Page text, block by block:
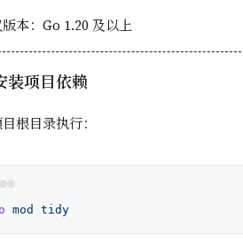
本：Go 1.20 及以上
装项目依赖
根目录执行：
mod tidy